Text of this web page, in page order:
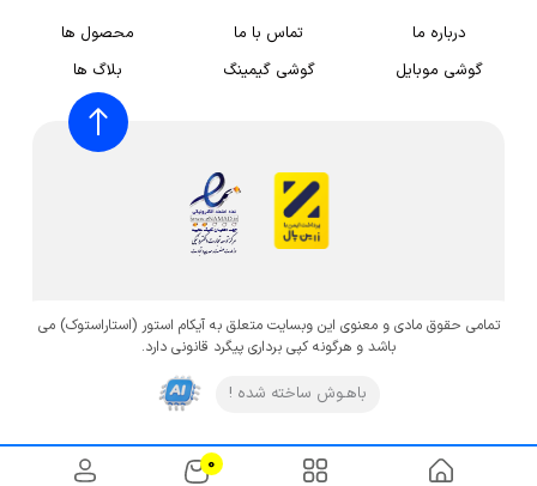
0
درباره ما تماس با ما
محصول ها
گوشی موبایل
گوشی گیمینگ بلاگ ها
تمامی حقوق مادی و معنوی این وبسایت متعلق به آیکام استور (استاراستوک) می
باشد و هرگونه کپی برداری پیگرد قانونی دارد.
باهـوش ساخته شده !